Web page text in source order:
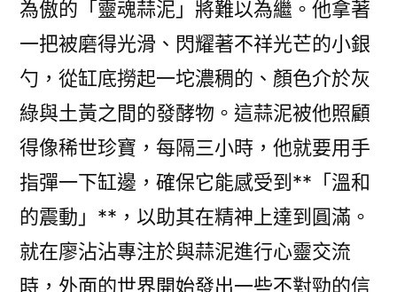
為傲的「靈魂蒜泥」將難以為繼。他拿著
一把被磨得光滑、閃耀著不祥光芒的小銀
勺，從缸底撈起一坨濃稠的、顏色介於灰
綠與土黃之間的發酵物。這蒜泥被他照顧
得像稀世珍寶，每隔三小時，他就要用手
指彈一下缸邊，確保它能感受到**「溫和
的震動」**，以助其在精神上達到圓滿。
就在廖沾沾專注於與蒜泥進行心靈交流
時，外面的世界開始發出一些不對勁的信